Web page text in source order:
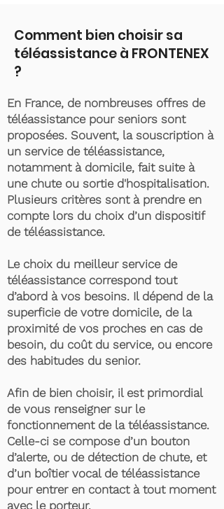
Comment bien choisir sa
téléassistance à FRONTENEX
?
En France, de nombreuses offres de
téléassistance pour seniors sont
proposées. Souvent, la souscription à
un service de téléassistance,
notamment à domicile, fait suite à
une chute ou sortie d'hospitalisation.
Plusieurs critères sont à prendre en
compte lors du choix d’un dispositif
de téléassistance.
Le choix du meilleur service de
téléassistance correspond tout
d’abord à vos besoins. Il dépend de la
superficie de votre domicile, de la
proximité de vos proches en cas de
besoin, du coût du service, ou encore
des habitudes du senior.
Afin de bien choisir, il est primordial
de vous renseigner sur le
fonctionnement de la téléassistance.
Celle-ci se compose d’un bouton
d’alerte, ou de détection de chute, et
d’un boîtier vocal de téléassistance
pour entrer en contact à tout moment
avec le porteur.